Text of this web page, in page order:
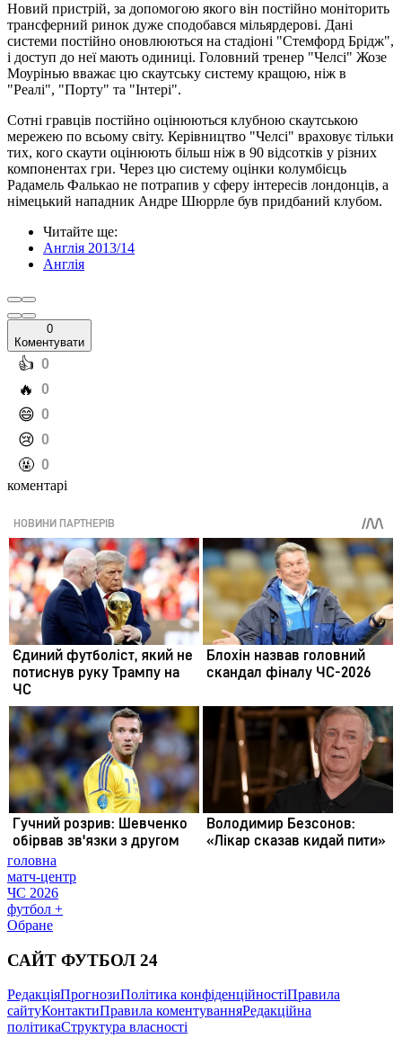
Новий пристрій, за допомогою якого він постійно моніторить
трансферний ринок дуже сподобався мільярдерові. Дані
системи постійно оновлюються на стадіоні "Стемфорд Брідж",
і доступ до неї мають одиниці. Головний тренер "Челсі" Жозе
Моурінью вважає цю скаутську систему кращою, ніж в
"Реалі", "Порту" та "Інтері".
Сотні гравців постійно оцінюються клубною скаутською
мережею по всьому світу. Керівництво "Челсі" враховує тільки
тих, кого скаути оцінюють більш ніж в 90 відсотків у різних
компонентах гри. Через цю систему оцінки колумбієць
Радамель Фалькао не потрапив у сферу інтересів лондонців, а
німецький нападник Андре Шюррле був придбаний клубом.
Читайте ще:
Англія 2013/14
Англія
0
Коментувати
️👍 0
️🔥 0
️😄 0
️😢 0
️🤬 0
коментарі
головна
матч-центр
ЧС 2026
футбол +
Обране
САЙТ ФУТБОЛ 24
РедакціяПрогнозиПолітика конфіденційностіПравила
сайтуКонтактиПравила коментуванняРедакційна
політикаСтруктура власності